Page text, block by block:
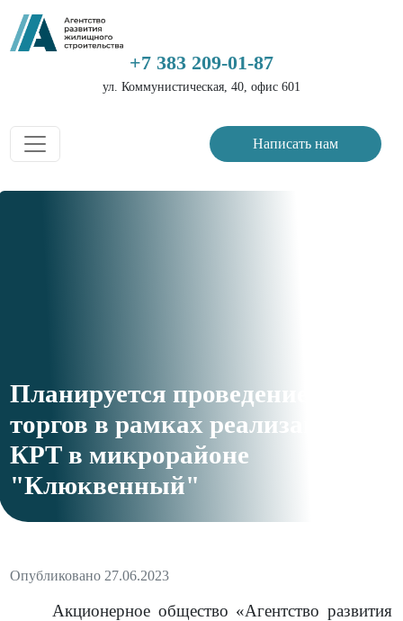
+7 383 209-01-87
ул. Коммунистическая, 40, офис 601
Написать нам
Планируется проведение
торгов в рамках реализации
КРТ в микрорайоне
"Клюквенный"
Опубликовано 27.06.2023
Акционерное общество «Агентство развития